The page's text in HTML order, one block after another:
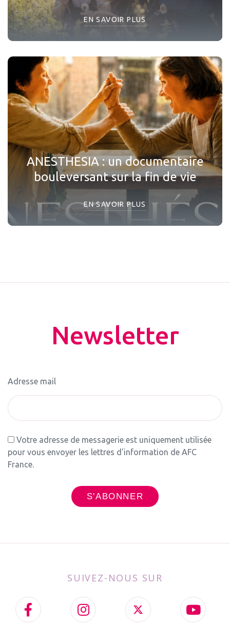
EN SAVOIR PLUS
ANESTHESIA : un documentaire
bouleversant sur la fin de vie
EN SAVOIR PLUS
Newsletter
Adresse mail
Votre adresse de messagerie est uniquement utilisée
pour vous envoyer les lettres d'information de AFC
France.
SUIVEZ-NOUS SUR